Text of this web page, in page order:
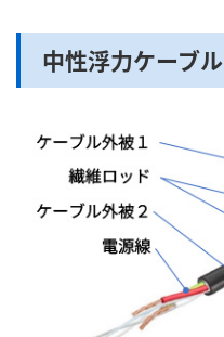
中性浮力ケーブル